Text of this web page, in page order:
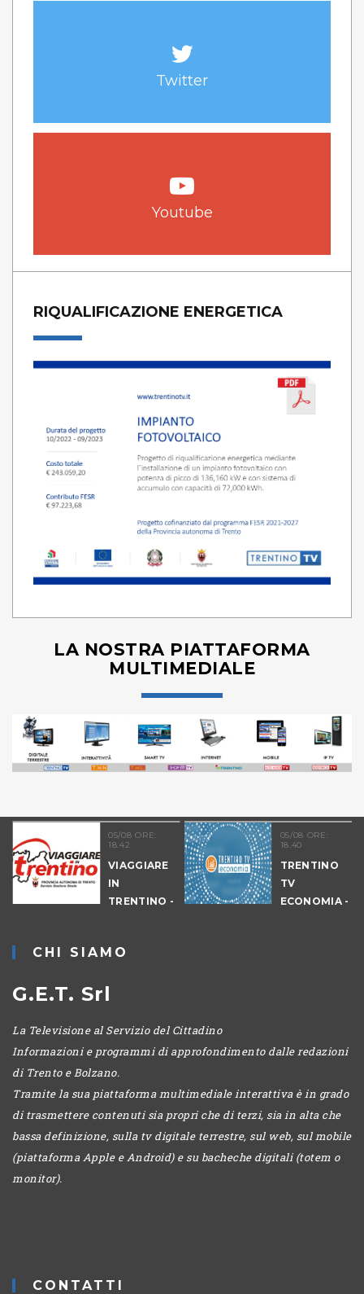
Twitter
Youtube
RIQUALIFICAZIONE ENERGETICA
LA NOSTRA PIATTAFORMA
MULTIMEDIALE
05/08 ORE:
18.42
VIAGGIARE
IN
TRENTINO -
05/08 ORE:
18.40
TRENTINO
TV
ECONOMIA -
CHI SIAMO
G.E.T. Srl
La Televisione al Servizio del Cittadino
Informazioni e programmi di approfondimento dalle redazioni
di Trento e Bolzano.
Tramite la sua piattaforma multimediale interattiva è in grado
di trasmettere contenuti sia propri che di terzi, sia in alta che
bassa definizione, sulla tv digitale terrestre, sul web, sul mobile
(piattaforma Apple e Android) e su bacheche digitali (totem o
monitor).
CONTATTI